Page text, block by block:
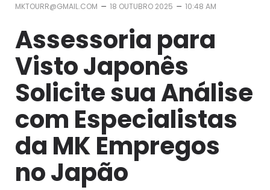
MKTOURR@GMAIL.COM – 18 OUTUBRO 2025 – 10:48 AM
Assessoria para
Visto Japonês
Solicite sua Análise
com Especialistas
da MK Empregos
no Japão